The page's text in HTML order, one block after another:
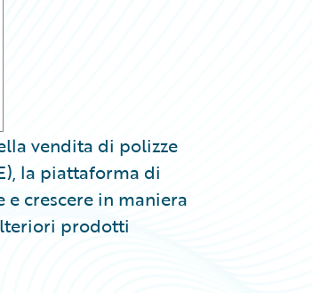
vendita di polizze
la piattaforma di
crescere in maniera
prodotti